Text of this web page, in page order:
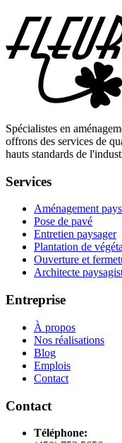
Spécialistes en
offrons des services de
hauts standards de
Services
Aménagement
Pose de pavé
Entretien paysager
Plantation de
Ouverture et
Architecte
Entreprise
À propos
Nos réalisations
Blog
Emplois
Contact
Contact
Téléphone: